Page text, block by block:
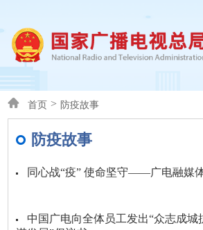
首页 > 防疫故事
防疫故事
同心战“疫” 使命坚守——广电融媒
中国广电向全体员工发出“众志成城